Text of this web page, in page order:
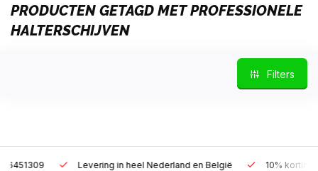
PRODUCTEN GETAGD MET PROFESSIONELE
HALTERSCHIJVEN
Filters
Levering in heel Nederland en België 10% korting met